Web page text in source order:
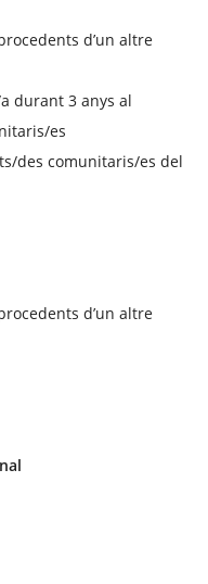
d’un altre
durant 3 anys al
es
des comunitaris/es del
d’un altre